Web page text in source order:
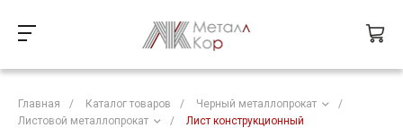
Главная / Каталог товаров / Черный металлопрокат
/
Листовой металлопрокат
/ Лист конструкционный